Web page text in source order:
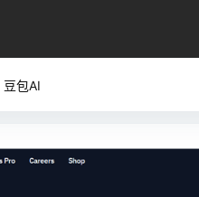
豆包AI